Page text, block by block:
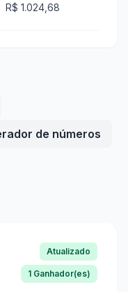
R$ 1.024,68
de números
Atualizado
1 Ganhador(es)